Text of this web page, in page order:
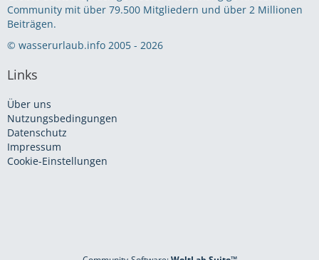
Community mit über 79.500 Mitgliedern und über 2 Millionen
Beiträgen.
© wasserurlaub.info 2005 - 2026
Links
Über uns
Nutzungsbedingungen
Datenschutz
Impressum
Cookie-Einstellungen